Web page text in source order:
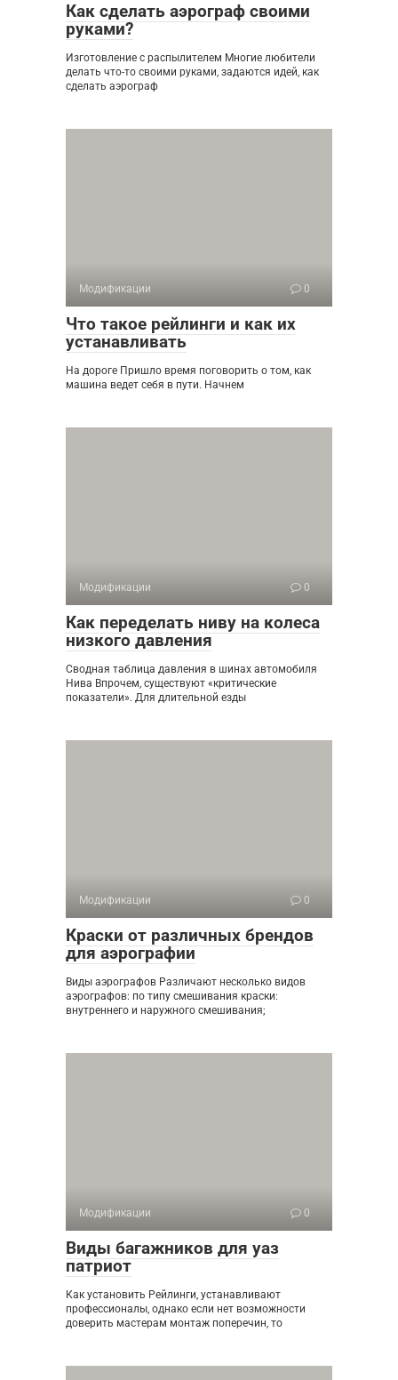
Как сделать аэрограф своими
руками?
Изготовление с распылителем Многие любители
делать что-то своими руками, задаются идей, как
сделать аэрограф
Модификации 0
Что такое рейлинги и как их
устанавливать
На дороге Пришло время поговорить о том, как
машина ведет себя в пути. Начнем
Модификации 0
Как переделать ниву на колеса
низкого давления
Сводная таблица давления в шинах автомобиля
Нива Впрочем, существуют «критические
показатели». Для длительной езды
Модификации 0
Краски от различных брендов
для аэрографии
Виды аэрографов Различают несколько видов
аэрографов: по типу смешивания краски:
внутреннего и наружного смешивания;
Модификации 0
Виды багажников для уаз
патриот
Как установить Рейлинги, устанавливают
профессионалы, однако если нет возможности
доверить мастерам монтаж поперечин, то